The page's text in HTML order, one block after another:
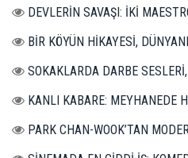
DEVLERİN SAVAŞI: İKİ
BİR KÖYÜN HİKAYESİ,
SOKAKLARDA DARBE
KANLI KABARE: MEYHANEDE
PARK CHAN-WOOK’TAN